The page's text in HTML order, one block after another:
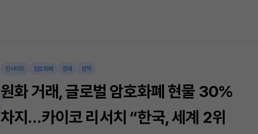
인사이트 암호화폐 경제 정책
원화 거래, 글로벌 암호화폐 현물 30%
차지…카이코 리서치 “한국, 세계 2위